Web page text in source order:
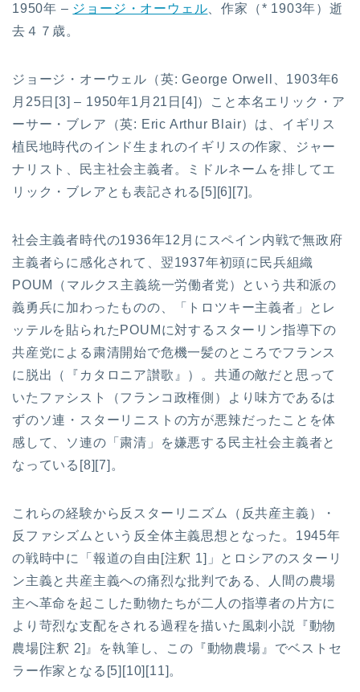
1950年 – ジョージ・オーウェル 、作家（* 1903年）逝
去４７歳。
ジョージ・オーウェル（英: George Orwell、1903年6
月25日[3] – 1950年1月21日[4]）こと本名エリック・ア
ーサー・ブレア（英: Eric Arthur Blair）は、イギリス
植民地時代のインド生まれのイギリスの作家、ジャー
ナリスト、民主社会主義者。ミドルネームを排してエ
リック・ブレアとも表記される[5][6][7]。
社会主義者時代の1936年12月にスペイン内戦で無政府
主義者らに感化されて、翌1937年初頭に民兵組織
POUM（マルクス主義統一労働者党）という共和派の
義勇兵に加わったものの、「トロツキー主義者」とレ
ッテルを貼られたPOUMに対するスターリン指導下の
共産党による粛清開始で危機一髪のところでフランス
に脱出（『カタロニア讃歌』）。共通の敵だと思って
いたファシスト（フランコ政権側）より味方であるは
ずのソ連・スターリニストの方が悪辣だったことを体
感して、ソ連の「粛清」を嫌悪する民主社会主義者と
なっている[8][7]。
これらの経験から反スターリニズム（反共産主義）・
反ファシズムという反全体主義思想となった。1945年
の戦時中に「報道の自由[注釈 1]」とロシアのスターリ
ン主義と共産主義への痛烈な批判である、人間の農場
主へ革命を起こした動物たちが二人の指導者の片方に
より苛烈な支配をされる過程を描いた風刺小説『動物
農場[注釈 2]』を執筆し、この『動物農場』でベストセ
ラー作家となる[5][10][11]。